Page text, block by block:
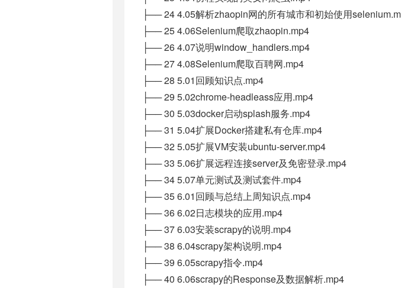
├── 24 4.05解析zhaopin网的所有城市和初始使用
├── 25 4.06Selenium爬取zhaopin.mp4
├── 26 4.07说明window_handlers.mp4
├── 27 4.08Selenium爬取百聘网.mp4
├── 28 5.01回顾知识点.mp4
├── 29 5.02chrome-headleass应用.mp4
├── 30 5.03docker启动splash服务.mp4
├── 31 5.04扩展Docker搭建私有仓库.mp4
├── 32 5.05扩展VM安装ubuntu-server.mp4
├── 33 5.06扩展远程连接server及免密登录.mp4
├── 34 5.07单元测试及测试套件.mp4
├── 35 6.01回顾与总结上周知识点.mp4
├── 36 6.02日志模块的应用.mp4
├── 37 6.03安装scrapy的说明.mp4
├── 38 6.04scrapy架构说明.mp4
├── 39 6.05scrapy指令.mp4
├── 40 6.06scrapy的Response及数据解析.mp4